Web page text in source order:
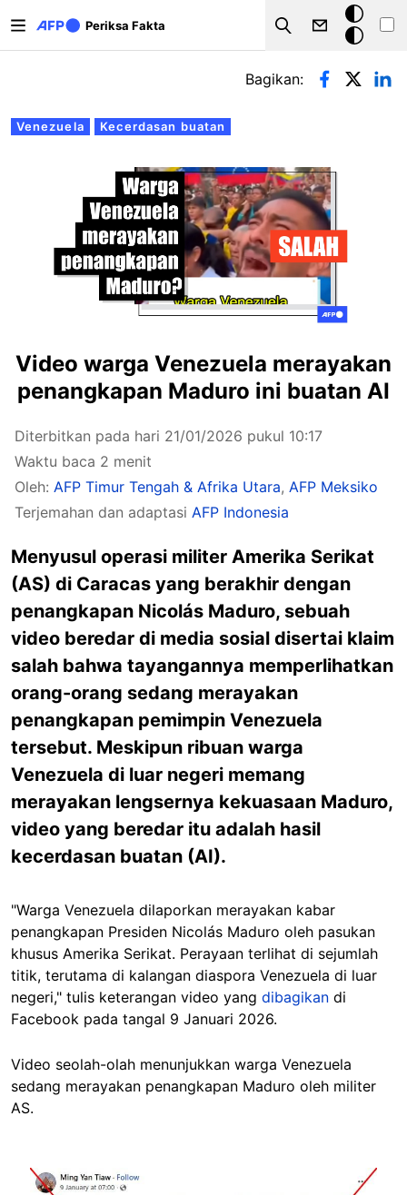
Periksa Fakta
Search
Mode
gelap
Tab primer
Venezuela Kecerdasan buatan
Bagikan:
Video warga Venezuela merayakan
penangkapan Maduro ini buatan AI
Diterbitkan pada hari 21/01/2026 pukul 10:17
Waktu baca 2 menit
Oleh: AFP Timur Tengah & Afrika Utara, AFP Meksiko
Terjemahan dan adaptasi AFP Indonesia
Menyusul operasi militer Amerika Serikat
(AS) di Caracas yang berakhir dengan
penangkapan Nicolás Maduro, sebuah
video beredar di media sosial disertai klaim
salah bahwa tayangannya memperlihatkan
orang-orang sedang merayakan
penangkapan pemimpin Venezuela
tersebut. Meskipun ribuan warga
Venezuela di luar negeri memang
merayakan lengsernya kekuasaan Maduro,
video yang beredar itu adalah hasil
kecerdasan buatan (AI).
"Warga Venezuela dilaporkan merayakan kabar
penangkapan Presiden Nicolás Maduro oleh pasukan
khusus Amerika Serikat. Perayaan terlihat di sejumlah
titik, terutama di kalangan diaspora Venezuela di luar
negeri," tulis keterangan video yang dibagikan di
Facebook pada tangal 9 Januari 2026.
Video seolah-olah menunjukkan warga Venezuela
sedang merayakan penangkapan Maduro oleh militer
AS.
Image